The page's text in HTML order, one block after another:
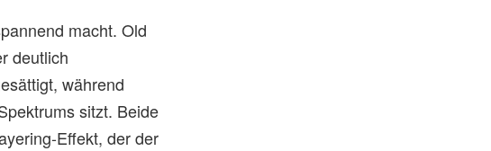
macht. Old
deutlich
während
sitzt. Beide
Effekt, der der